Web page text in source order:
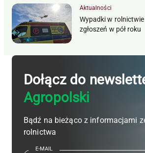
Aktualności
Wypadki w
zgłoszeń w pół roku
Dołącz do
Agropolski
Bądź na bieżąco z informacjami
rolnictwa
E-MAIL